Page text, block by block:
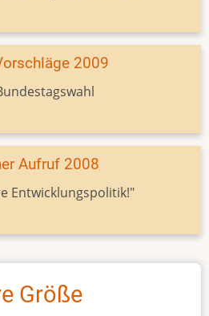
2009
Aufruf 2008
Entwicklungspolitik!"
Größe